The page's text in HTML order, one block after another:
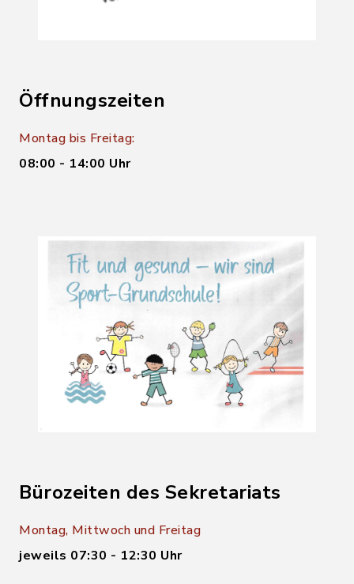
Öffnungszeiten
Montag bis Freitag:
08:00 - 14:00 Uhr
Bürozeiten des Sekretariats
Montag, Mittwoch und Freitag
jeweils 07:30 - 12:30 Uhr